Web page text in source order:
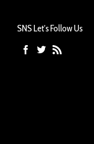
SNS Let’s Follow Us